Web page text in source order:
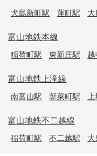
犬島新町駅
蓮町駅
富山地鉄本線
稲荷町駅 東新庄駅
富山地鉄上滝線
南富山駅 朝菜町駅 上
富山地鉄不二越線
稲荷町駅 不二越駅